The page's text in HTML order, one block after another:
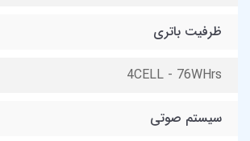
ظرفیت باتری
4CELL - 76WHrs
سیستم صوتی